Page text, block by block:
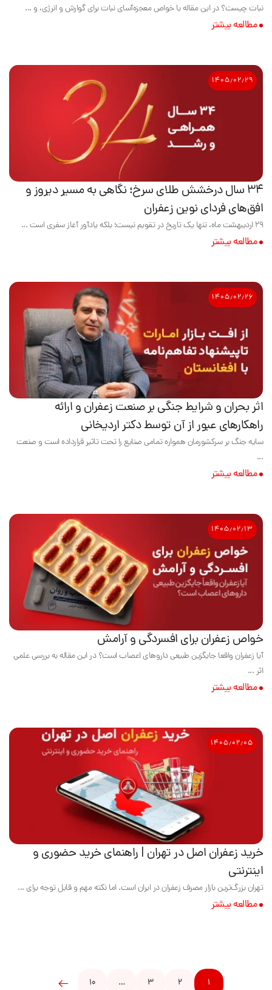
نبات چیست؟ در این مقاله با خواص معجزه‌آسای نبات برای گوارش و انرژی، و ...
مطالعه بیشتر
۱۴۰۵٫۰۲٫۲۹
۳۴ سال درخشش طلای سرخ؛ نگاهی به مسیر دیروز و
افق‌های فردای نوین زعفران
۲۹ اردیبهشت ماه، تنها یک تاریخ در تقویم نیست؛ بلکه یادآور آغاز سفری است ...
مطالعه بیشتر
۱۴۰۵٫۰۲٫۲۶
اثر بحران و شرایط جنگی بر صنعت زعفران و ارائه
راهکارهای عبور از آن توسط دکتر اردیخانی
سایه جنگ بر سرکشورمان همواره تمامی صنایع را تحت تاثیر قرارداده است و صنعت
...
مطالعه بیشتر
۱۴۰۵٫۰۲٫۱۳
خواص زعفران برای افسردگی و آرامش
آیا زعفران واقعا جایگزین طبیعی داروهای اعصاب است؟ در این مقاله به بررسی علمی
اثر ...
مطالعه بیشتر
۱۴۰۵٫۰۲٫۰۵
خرید زعفران اصل در تهران | راهنمای خرید حضوری و
اینترنتی
تهران بزرگ‌ترین بازار مصرف زعفران در ایران است. اما نکته مهم و قابل توجه برای ...
مطالعه بیشتر
1
2
3
…
10